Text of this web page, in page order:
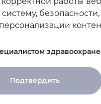
систему,
Подтвердить